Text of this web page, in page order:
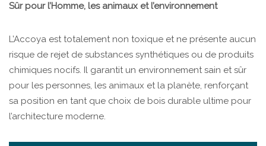
Sûr pour l’Homme, les animaux et l’environnement
L’Accoya est totalement non toxique et ne présente aucun
risque de rejet de substances synthétiques ou de produits
chimiques nocifs. Il garantit un environnement sain et sûr
pour les personnes, les animaux et la planète, renforçant
sa position en tant que choix de bois durable ultime pour
l’architecture moderne.